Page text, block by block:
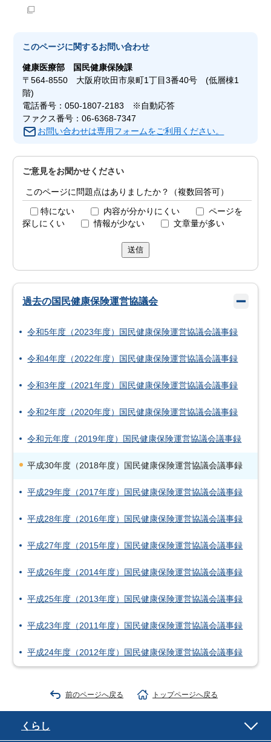
このページに関するお問い合わせ
健康医療部
国民健康保険課
〒564-8550 大阪府吹田市泉町1丁目3番40号 (低層棟1
階)
電話番号：050-1807-2183 ※自動応答
ファクス番号：06-6368-7347
お問い合わせは専用フォームをご利用ください。
ご意見をお聞かせください
このページに問題点はありましたか？（複数回答可）
特にない 内容が分かりにくい
ページを
探しにくい
情報が少ない 文章量が多い
送信
過去の国民健康保険運営協議会
令和5年度（2023年度）国民健康保険運営協議会議事録
令和4年度（2022年度）国民健康保険運営協議会議事録
令和3年度（2021年度）国民健康保険運営協議会議事録
令和2年度（2020年度）国民健康保険運営協議会議事録
令和元年度（2019年度）国民健康保険運営協議会議事録
平成30年度（2018年度）国民健康保険運営協議会議事録
平成29年度（2017年度）国民健康保険運営協議会議事録
平成28年度（2016年度）国民健康保険運営協議会議事録
平成27年度（2015年度）国民健康保険運営協議会議事録
平成26年度（2014年度）国民健康保険運営協議会議事録
平成25年度（2013年度）国民健康保険運営協議会議事録
平成23年度（2011年度）国民健康保険運営協議会議事録
平成24年度（2012年度）国民健康保険運営協議会議事録
前のページへ戻る トップページへ戻る
くらし